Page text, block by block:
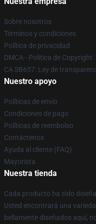
Sobre nosotros
Términos y condiciones
Política de privacidad
DMCA - Política de Copyright
CA SB657: Ley de
Nuestro apoyo
Políticas de envío
Condiciones de pago
Políticas de reembolso
Contáctenos
Ayuda al cliente (FAQ)
Mayorista
Nuestra tienda
Cada producto ha sido
Usted encontrará una
bellamente diseñados aquí,